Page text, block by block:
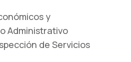
y
Administrativo
de Servicios